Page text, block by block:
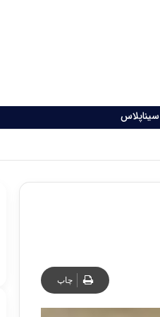
سیناپلاس
چاپ